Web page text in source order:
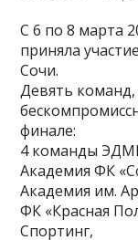
С 6 по 8 марта
приняла
Сочи.
Девять
финале:
4 команды
Академия ФК
Академия им.
ФК «Красная
Спортинг,